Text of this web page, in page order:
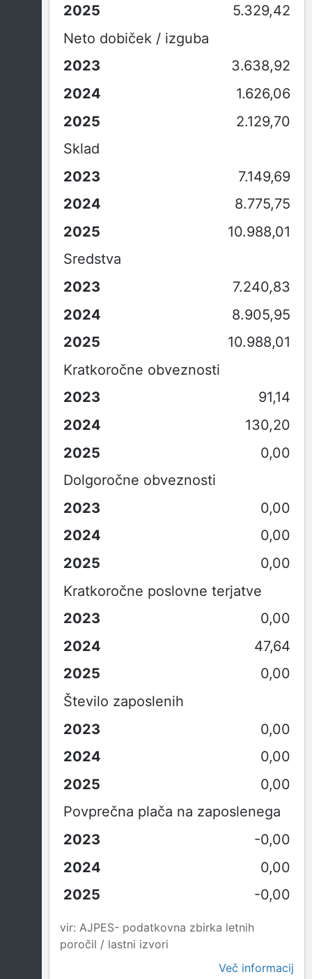
5.329,42
Neto dobiček / izguba
3.638,92
1.626,06
2.129,70
Sklad
7.149,69
8.775,75
10.988,01
Sredstva
7.240,83
8.905,95
10.988,01
Kratkoročne obveznosti
91,14
130,20
0,00
Dolgoročne obveznosti
0,00
0,00
0,00
Kratkoročne poslovne terjatve
0,00
47,64
0,00
Število zaposlenih
0,00
0,00
0,00
Povprečna plača na zaposlenega
-0,00
0,00
-0,00
vir: AJPES- podatkovna zbirka letnih
poročil / lastni izvori
Več informacij